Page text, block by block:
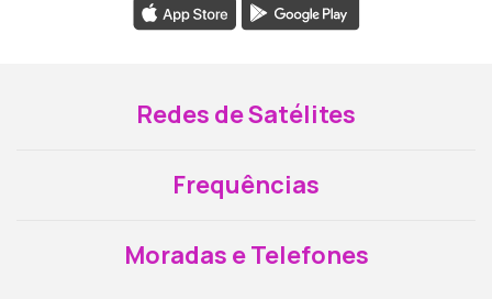
Redes de Satélites
Frequências
Moradas e Telefones